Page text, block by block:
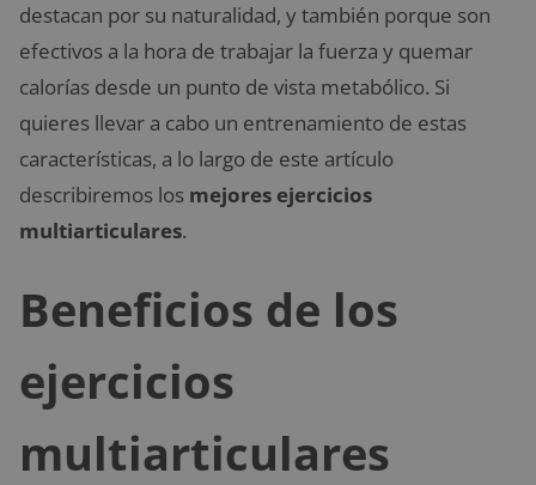
destacan por su naturalidad, y también porque son
efectivos a la hora de trabajar la fuerza y quemar
calorías desde un punto de vista metabólico. Si
quieres llevar a cabo un entrenamiento de estas
características, a lo largo de este artículo
describiremos los mejores ejercicios
multiarticulares.
Beneficios de los
ejercicios
multiarticulares